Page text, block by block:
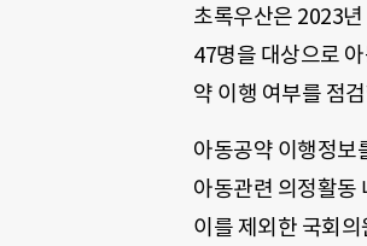
초록우산은 2023
47명을 대상으로
약 이행 여부를 점
아동공약 이행정보
아동관련 의정활동
이를 제외한 국회